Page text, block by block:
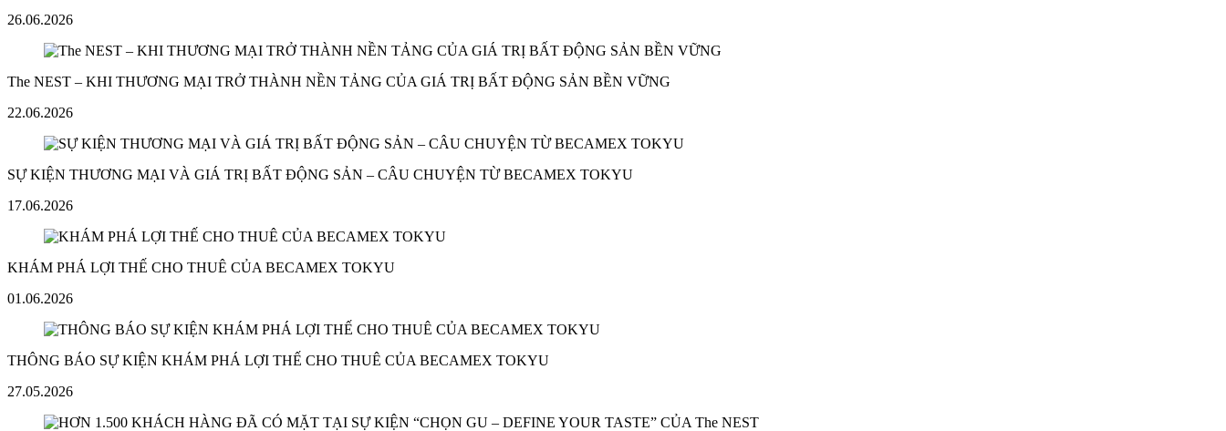
26.06.2026
The NEST – KHI THƯƠNG MẠI TRỞ THÀNH NỀN TẢNG CỦA GIÁ TRỊ BẤT ĐỘNG SẢN BỀN VỮNG
22.06.2026
SỰ KIỆN THƯƠNG MẠI VÀ GIÁ TRỊ BẤT ĐỘNG SẢN – CÂU CHUYỆN TỪ BECAMEX TOKYU
17.06.2026
KHÁM PHÁ LỢI THẾ CHO THUÊ CỦA BECAMEX TOKYU
01.06.2026
THÔNG BÁO SỰ KIỆN KHÁM PHÁ LỢI THẾ CHO THUÊ CỦA BECAMEX TOKYU
27.05.2026